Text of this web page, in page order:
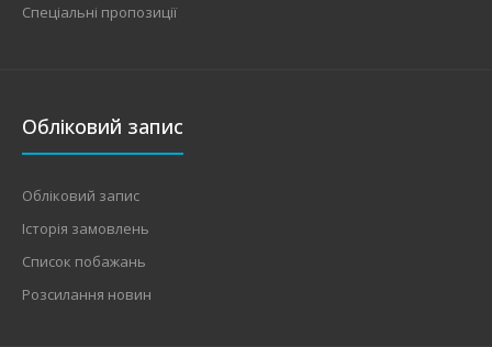
Спеціальні пропозиції
Обліковий запис
Обліковий запис
Історія замовлень
Список побажань
Розсилання новин